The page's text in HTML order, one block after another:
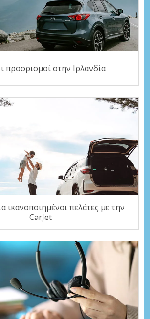
προορισμοί στην Ιρλανδία
ικανοποιημένοι πελάτες με την
CarJet